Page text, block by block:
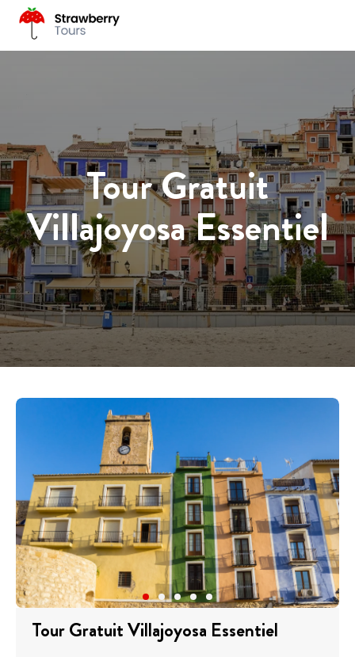
Tour Gratuit
Villajoyosa Essentiel
Tour Gratuit Villajoyosa Essentiel